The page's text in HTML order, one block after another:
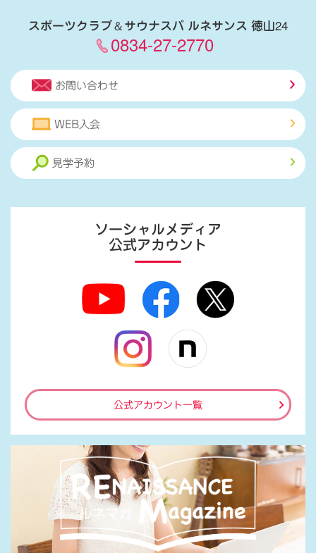
スポーツクラブ＆サウナスパ ルネサンス 徳山24
0834-27-2770
お問い合わせ
WEB入会
見学予約
ソーシャルメディア
公式アカウント
公式アカウント一覧